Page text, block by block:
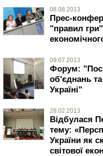
08.08.2013
Прес-
"правил
09.07.2013
Форум:
об'єднань та
Україні"
28.02.2013
Відбулася
тему:
України як
світової